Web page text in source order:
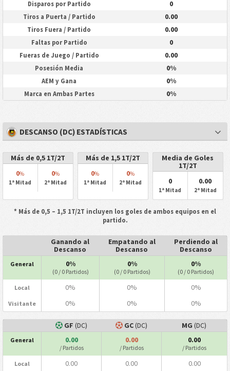
Disparos por Partido 0
Tiros a Puerta / Partido 0.00
Tiros Fuera / Partido 0.00
Faltas por Partido 0
Fueras de Juego / Partido 0.00
Posesión Media 0%
AEM y Gana 0%
Marca en Ambas Partes 0%
DESCANSO (DC) ESTADÍSTICAS
Más de 0,5 1T/2T
0%
1ª Mitad
0%
2ª Mitad
Más de 1,5 1T/2T
0%
1ª Mitad
0%
2ª Mitad
Media de Goles
1T/2T
0
1ª Mitad
0.00
2ª Mitad
* Más de 0,5 – 1,5 1T/2T incluyen los goles de ambos equipos en el
partido.
Ganando al
Descanso
Empatando al
Descanso
Perdiendo al
Descanso
General 0%
(0 / 0 Partidos)
0%
(0 / 0 Partidos)
0%
(0 / 0 Partidos)
Local 0% 0% 0%
Visitante 0% 0% 0%
GF (DC) GC(DC) MG (DC)
General 0.00
/ Partidos
0.00
/ Partidos
0.00
/ Partidos
Local 0.00 0.00 0.00